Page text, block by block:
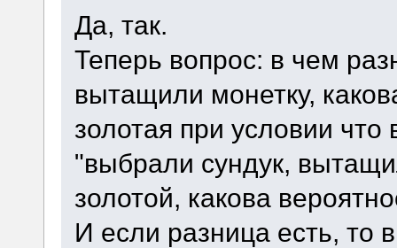
Да, так.
Теперь вопрос: в чем
вытащили монетку,
золотая при условии
"выбрали сундук,
золотой, какова
И если разница есть, то